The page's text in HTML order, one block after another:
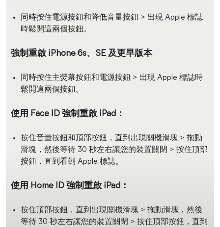
同時按住電源按鈕和降低音量按鈕 > 出現 Apple 標誌
時鬆開這兩個按鈕。
強制重啟 iPhone 6s、SE 及更早版本
同時按住主熒幕按鈕和電源按鈕 > 出現 Apple 標誌時
鬆開這兩個按鈕。
使用 Face ID 強制重啟 iPad：
按住音量按鈕和頂部按鈕，直到出現關機滑塊 > 拖動
滑塊，然後等待 30 秒左右讓您的裝置關閉 > 按住頂部
按鈕，直到看到 Apple 標誌。
使用 Home ID 強制重啟 iPad：
按住頂部按鈕，直到出現關機滑塊 > 拖動滑塊，然後
等待 30 秒左右讓您的裝置關閉 > 按住頂部按鈕，直到